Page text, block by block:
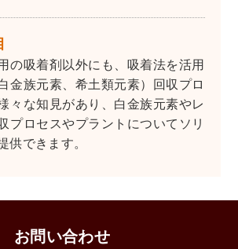
の吸着剤以外にも、吸着法を活用
金族元素、希土類元素）回収プロ
々な知見があり、白金族元素やレ
プロセスやプラントについてソリ
供できます。
お問い合わせ